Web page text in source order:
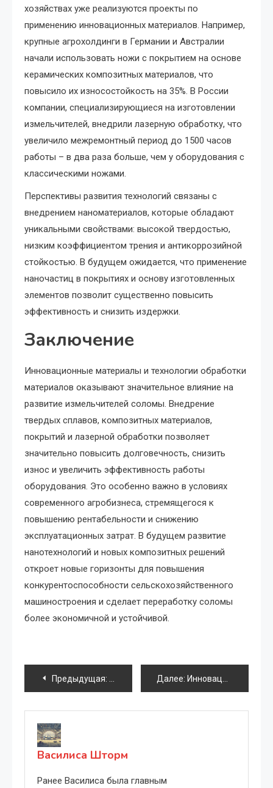
хозяйствах уже реализуются проекты по
применению инновационных материалов. Например,
крупные агрохолдинги в Германии и Австралии
начали использовать ножи с покрытием на основе
керамических композитных материалов, что
повысило их износостойкость на 35%. В России
компании, специализирующиеся на изготовлении
измельчителей, внедрили лазерную обработку, что
увеличило межремонтный период до 1500 часов
работы – в два раза больше, чем у оборудования с
классическими ножами.
Перспективы развития технологий связаны с
внедрением наноматериалов, которые обладают
уникальными свойствами: высокой твердостью,
низким коэффициентом трения и антикоррозийной
стойкостью. В будущем ожидается, что применение
наночастиц в покрытиях и основу изготовленных
элементов позволит существенно повысить
эффективность и снизить издержки.
Заключение
Инновационные материалы и технологии обработки
материалов оказывают значительное влияние на
развитие измельчителей соломы. Внедрение
твердых сплавов, композитных материалов,
покрытий и лазерной обработки позволяет
значительно повысить долговечность, снизить
износ и увеличить эффективность работы
оборудования. Это особенно важно в условиях
современного агробизнеса, стремящегося к
повышению рентабельности и снижению
эксплуатационных затрат. В будущем развитие
нанотехнологий и новых композитных решений
откроет новые горизонты для повышения
конкурентоспособности сельскохозяйственного
машиностроения и сделает переработку соломы
более экономичной и устойчивой.
Навигация
по
записям
Предыдущая: Инновационные материалы для легких
Далее: Инновационные культиваторы для рисовых чеков: автоматизация и экологическая безопасность производства
Василиса Шторм
Ранее Василиса была главным